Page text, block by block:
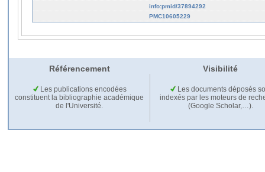
info:pmid/37894292
PMC10605229
Référencement Visibilité
Les publications encodées
constituent la bibliographie académique
de l'Université.
Les documents déposés
indexés par les moteurs de
(Google Scholar,…).